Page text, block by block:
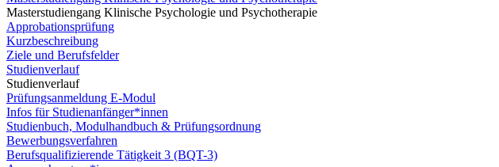
Masterstudiengang Klinische Psychologie und Psychotherapie
Approbationsprüfung
Kurzbeschreibung
Ziele und Berufsfelder
Studienverlauf
Studienverlauf
Prüfungsanmeldung E-Modul
Infos für Studienanfänger*innen
Studienbuch, Modulhandbuch & Prüfungsordnung
Bewerbungsverfahren
Berufsqualifizierende Tätigkeit 3 (BQT-3)